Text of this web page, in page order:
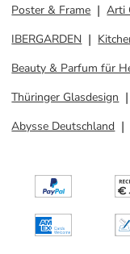
Poster & Frame
Arti
IBERGARDEN
Beauty & Parfum für
Thüringer Glasdesign
Abysse Deutschland